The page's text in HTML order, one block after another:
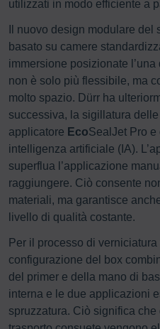
utilizzati in modo efficiente a
Il nuovo design modulare del
basato su camere
immersione posizionate l’una
non è solo più flessibile, ma
molto spazio. Dürr ha
successiva, la sigillatura
applicatore EcoSealJet Pro e
intelligenza artificiale (IA).
superflua l’applicazione
raggiungere. Ciò consente
materiali, ma garantisce
livello di qualità costante.
Per il processo di
configurazione del box
del primer e della mano di
interna e le due applicazioni
spruzzatura. Ciò significa